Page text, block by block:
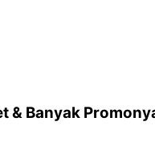
& Banyak